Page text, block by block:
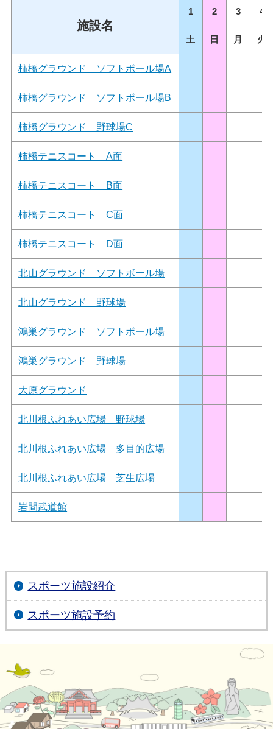
施設名
1 2 3 4
土 日 月 火
柿橋グラウンド ソフトボール場A
柿橋グラウンド ソフトボール場B
柿橋グラウンド 野球場C
柿橋テニスコート A面
柿橋テニスコート B面
柿橋テニスコート C面
柿橋テニスコート D面
北山グラウンド ソフトボール場
北山グラウンド 野球場
鴻巣グラウンド ソフトボール場
鴻巣グラウンド 野球場
大原グラウンド
北川根ふれあい広場 野球場
北川根ふれあい広場 多目的広場
北川根ふれあい広場 芝生広場
岩間武道館
スポーツ施設紹介
スポーツ施設予約